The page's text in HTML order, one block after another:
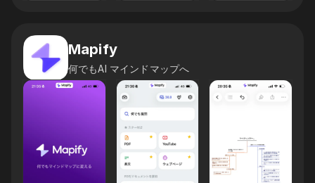
Mapify
何でもAI マインドマップへ